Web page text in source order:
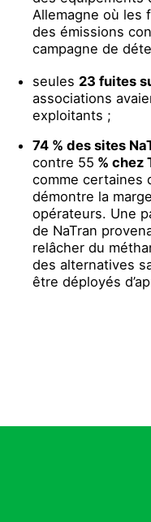
Allemagne où les
des émissions
campagne de
seules 23 fuites
associations
exploitants ;
74 % des sites
contre 55 % chez
comme certaines
démontre la
opérateurs. Une
de NaTran
relâcher du
des alternatives
être déployés